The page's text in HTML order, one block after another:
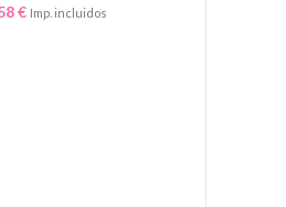
€ Imp. incluidos